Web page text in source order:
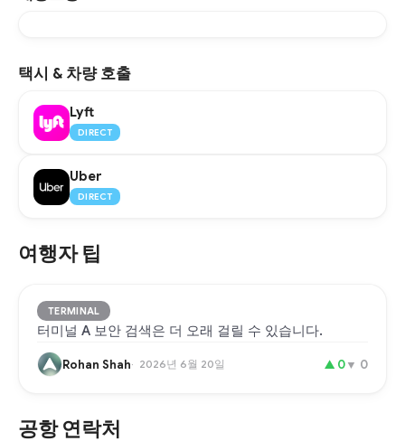
택시 & 차량 호출
Lyft
DIRECT
Uber
DIRECT
여행자 팁
TERMINAL
터미널 A 보안 검색은 더 오래 걸릴 수 있습니다.
Rohan Shah 2026년 6월 20일 ▲ 0▼ 0
공항 연락처